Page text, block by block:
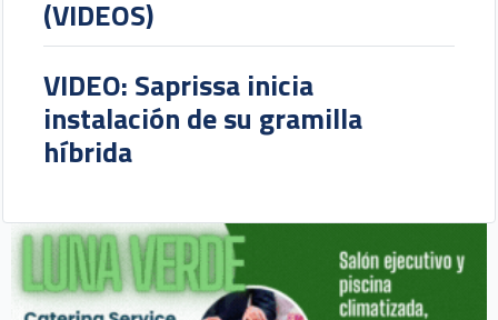
(VIDEOS)
VIDEO: Saprissa inicia
instalación de su gramilla
híbrida